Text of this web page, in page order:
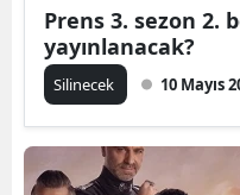
Prens 3. sezon 2.
yayınlanacak?
Silinecek 10 Mayıs